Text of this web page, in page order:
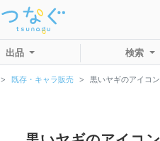
出品 検索
既存・キャラ販売 黒いヤギのアイコン